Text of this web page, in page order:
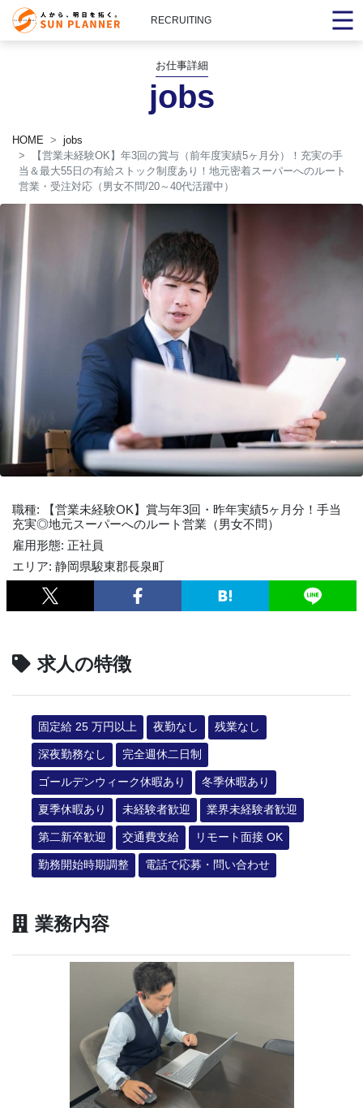
RECRUITING
お仕事詳細
jobs
HOME
jobs
【営業未経験OK】年3回の賞与（前年度実績5ヶ月分）！充実の手
当＆最大55日の有給ストック制度あり！地元密着スーパーへのルート
営業・受注対応（男女不問/20～40代活躍中）
職種: 【営業未経験OK】賞与年3回・昨年実績5ヶ月分！手当
充実◎地元スーパーへのルート営業（男女不問）
雇用形態: 正社員
エリア: 静岡県駿東郡長泉町
求人の特徴
固定給 25 万円以上 夜勤なし 残業なし
深夜勤務なし 完全週休二日制
ゴールデンウィーク休暇あり 冬季休暇あり
夏季休暇あり 未経験者歓迎 業界未経験者歓迎
第二新卒歓迎 交通費支給 リモート面接 OK
勤務開始時期調整 電話で応募・問い合わせ
業務内容